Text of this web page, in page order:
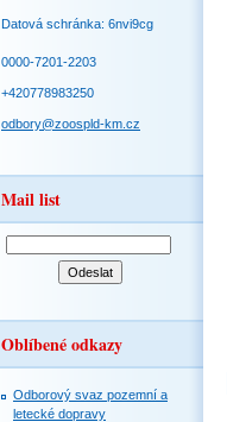
Datová schránka: 6nvi9cg
0000-7201-2203
+420778983250
odbory@zoospld-km.cz
Mail list
Oblíbené odkazy
Odborový svaz pozemní a
letecké dopravy